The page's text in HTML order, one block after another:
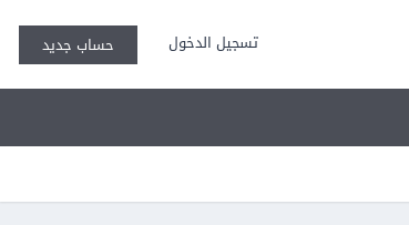
تسجيل الدخول حساب جديد